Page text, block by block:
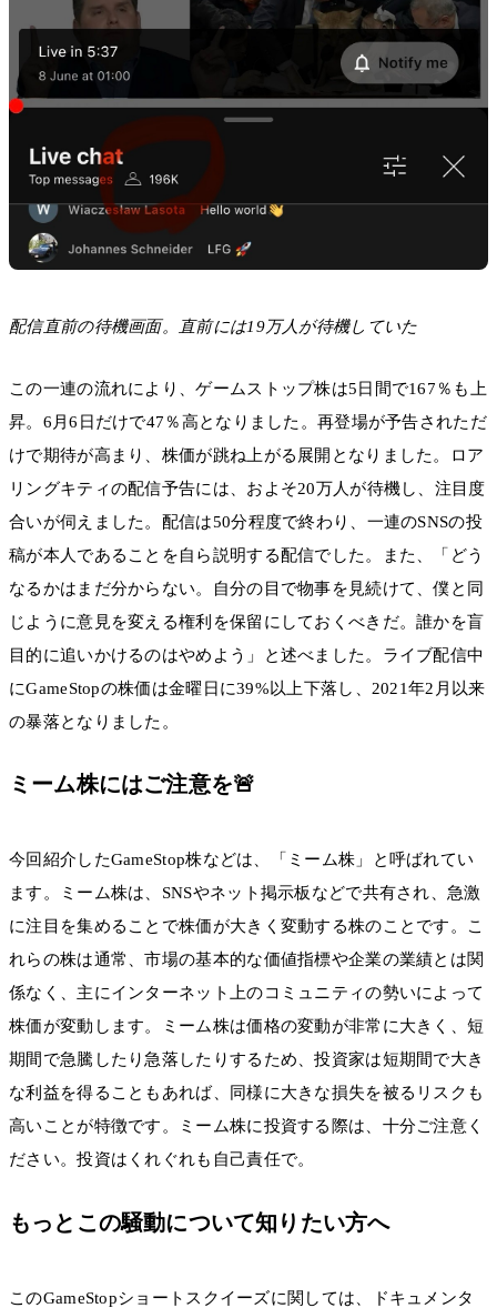
配信直前の待機画面。直前には19万人が待機していた
この一連の流れにより、ゲームストップ株は5日間で167％も上
昇。6月6日だけで47％高となりました。再登場が予告されただ
けで期待が高まり、株価が跳ね上がる展開となりました。ロア
リングキティの配信予告には、およそ20万人が待機し、注目度
合いが伺えました。配信は50分程度で終わり、一連のSNSの投
稿が本人であることを自ら説明する配信でした。また、「どう
なるかはまだ分からない。自分の目で物事を見続けて、僕と同
じように意見を変える権利を保留にしておくべきだ。誰かを盲
目的に追いかけるのはやめよう」と述べました。ライブ配信中
にGameStopの株価は金曜日に39%以上下落し、2021年2月以来
の暴落となりました。
ミーム株にはご注意を🚨
今回紹介したGameStop株などは、「ミーム株」と呼ばれてい
ます。ミーム株は、SNSやネット掲示板などで共有され、急激
に注目を集めることで株価が大きく変動する株のことです。こ
れらの株は通常、市場の基本的な価値指標や企業の業績とは関
係なく、主にインターネット上のコミュニティの勢いによって
株価が変動します。ミーム株は価格の変動が非常に大きく、短
期間で急騰したり急落したりするため、投資家は短期間で大き
な利益を得ることもあれば、同様に大きな損失を被るリスクも
高いことが特徴です。ミーム株に投資する際は、十分ご注意く
ださい。投資はくれぐれも自己責任で。
もっとこの騒動について知りたい方へ
このGameStopショートスクイーズに関しては、ドキュメンタ